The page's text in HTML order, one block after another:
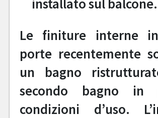
installato sul balcone.
Le finiture interne
porte recentemente
un bagno
secondo bagno in
condizioni d’uso.